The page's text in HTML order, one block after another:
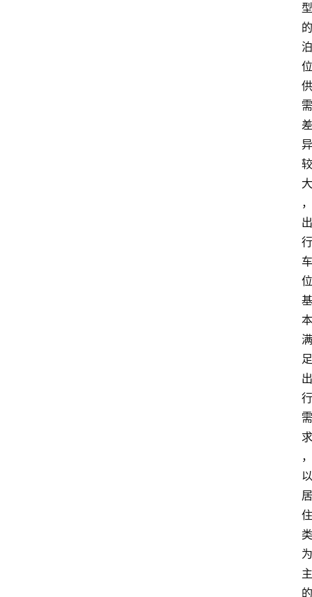
型
的
泊
位
供
需
差
异
较
大
，
出
行
车
位
基
本
满
足
出
行
需
求
，
以
居
住
类
为
主
的